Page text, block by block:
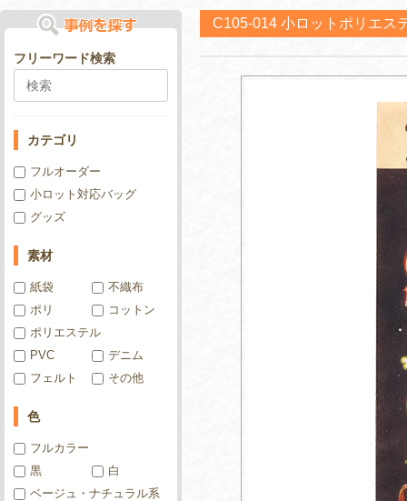
C105-014 小ロットポリエス
フリーワード検索
カテゴリ
フルオーダー
小ロット対応バッグ
グッズ
素材
紙袋
不織布
ポリ
コットン
ポリエステル
PVC
デニム
フェルト
その他
色
フルカラー
黒
白
ベージュ・ナチュラル系